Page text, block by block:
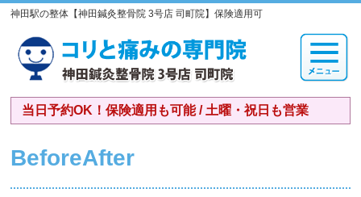
神田駅の整体【神田鍼灸整骨院 3号店 司町院】保険適用可
当日予約OK！保険適用も可能 / 土曜・祝日も営業
BeforeAfter